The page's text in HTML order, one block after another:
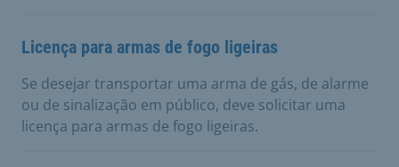
Licença para armas de fogo ligeiras
Se desejar transportar uma arma de gás, de alarme
ou de sinalização em público, deve solicitar uma
licença para armas de fogo ligeiras.